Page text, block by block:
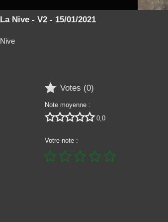
La Nive - V2 - 15/01/2021
Nive
 Votes (0)
Note moyenne :
 0,0
Votre note :
    